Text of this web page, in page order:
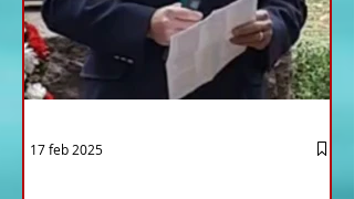
17 feb 2025